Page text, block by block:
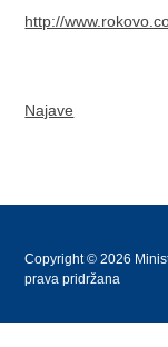
http://
Najave
Copyright © 2026
prava pridržana